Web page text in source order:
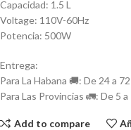
Capacidad: 1.5 L
Voltage: 110V-60Hz
Potencia: 500W
Entrega:
Para La Habana 🚚: De 24 a
Para Las Provincias 🚛: De 5
Add to compare